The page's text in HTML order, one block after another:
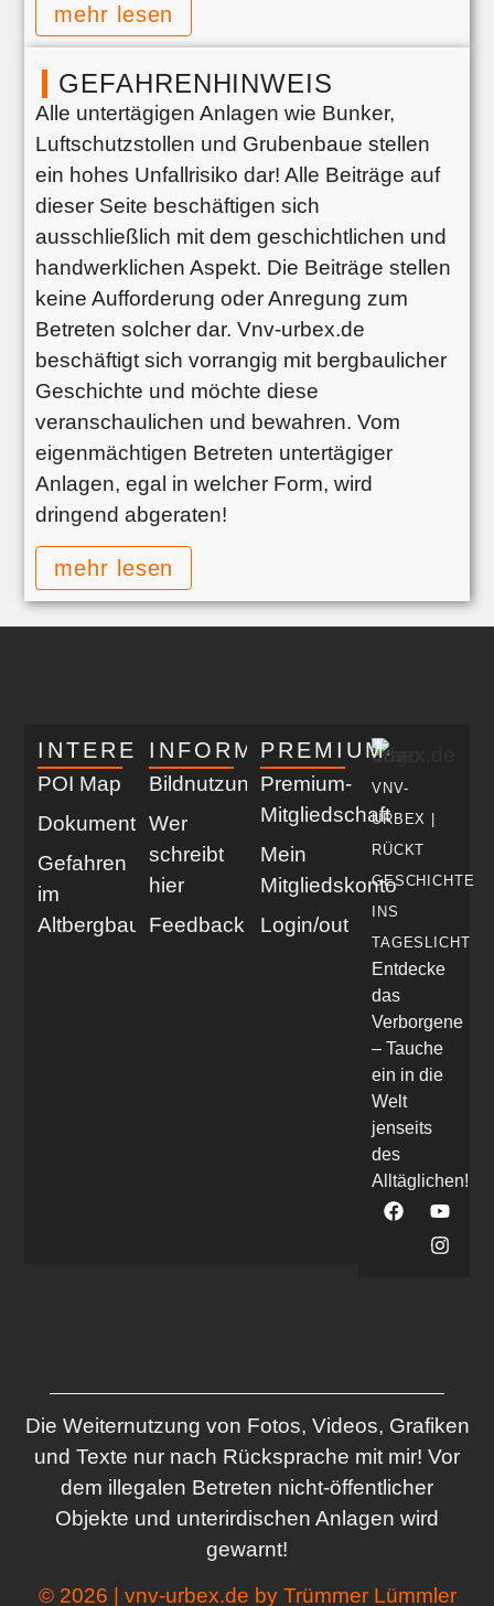
mehr lesen
GEFAHRENHINWEIS
Alle untertägigen Anlagen wie Bunker,
Luftschutzstollen und Grubenbaue stellen
ein hohes Unfallrisiko dar! Alle Beiträge auf
dieser Seite beschäftigen sich
ausschließlich mit dem geschichtlichen und
handwerklichen Aspekt. Die Beiträge stellen
keine Aufforderung oder Anregung zum
Betreten solcher dar. Vnv-urbex.de
beschäftigt sich vorrangig mit bergbaulicher
Geschichte und möchte diese
veranschaulichen und bewahren. Vom
eigenmächtigen Betreten untertägiger
Anlagen, egal in welcher Form, wird
dringend abgeraten!
mehr lesen
VNV-
URBEX |
RÜCKT
GESCHICHTE
INS
TAGESLICHT
Entdecke
das
Verborgene
– Tauche
ein in die
Welt
jenseits
des
Alltäglichen!
INTERESSANT
POI Map
Dokumentationen
Gefahren
im
Altbergbau
INFORMATIV
Bildnutzung
Wer
schreibt
hier
Feedback
PREMIUM
Premium-
Mitgliedschaft
Mein
Mitgliedskonto
Login/out
Die Weiternutzung von Fotos, Videos, Grafiken
und Texte nur nach Rücksprache mit mir! Vor
dem illegalen Betreten nicht-öffentlicher
Objekte und unterirdischen Anlagen wird
gewarnt!
© 2026 | vnv-urbex.de by Trümmer Lümmler